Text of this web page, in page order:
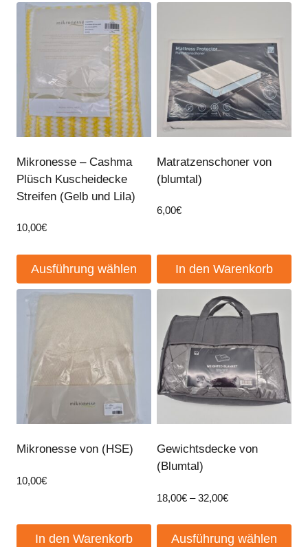
Mikronesse – Cashma
Plüsch Kuscheidecke
Streifen (Gelb und Lila)
10,00€
Ausführung wählen
Dieses
mehrere
Varianten
auf.
Optionen
der
werden
Matratzenschoner von
(blumtal)
6,00€
In den Warenkorb
Mikronesse von (HSE)
10,00€
In den Warenkorb
Gewichtsdecke von
(Blumtal)
18,00€ –32,00€Preisspanne:
32,00€
Ausführung wählen